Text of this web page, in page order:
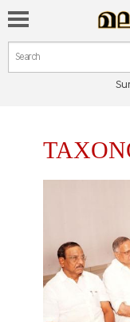
Search form
Search
You are